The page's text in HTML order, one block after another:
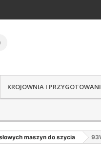
KROJOWNIA I
maszyn do szycia